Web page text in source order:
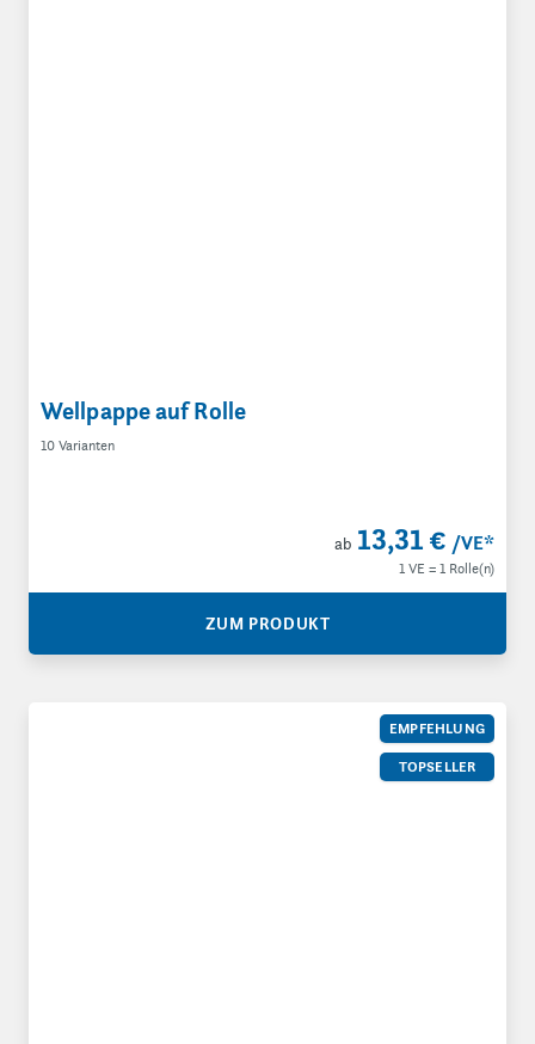
Wellpappe auf Rolle
10 Varianten
ab 13,31 € /VE*
1 VE = 1 Rolle(n)
ZUM PRODUKT
EMPFEHLUNG
TOPSELLER